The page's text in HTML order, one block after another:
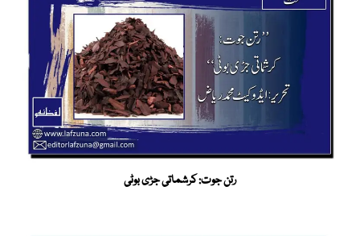
رتن جوت: کرشماتی جڑی بوٹی